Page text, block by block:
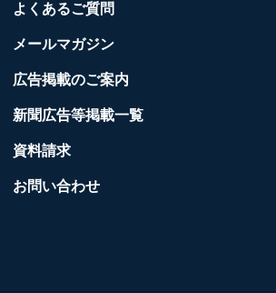
よくあるご質問
メールマガジン
広告掲載のご案内
新聞広告等掲載一覧
資料請求
お問い合わせ